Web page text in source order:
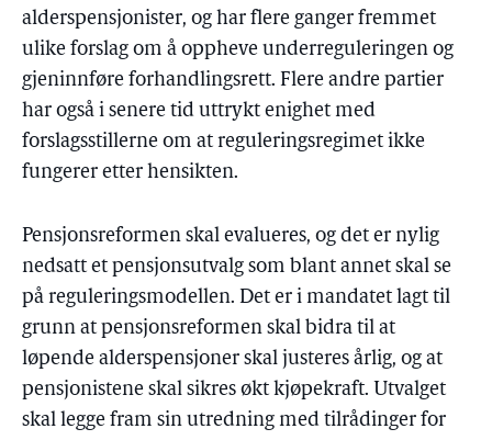
alderspensjonister, og har flere ganger fremmet
ulike forslag om å oppheve underreguleringen og
gjeninnføre forhandlingsrett. Flere andre partier
har også i senere tid uttrykt enighet med
forslagsstillerne om at reguleringsregimet ikke
fungerer etter hensikten.
Pensjonsreformen skal evalueres, og det er nylig
nedsatt et pensjonsutvalg som blant annet skal se
på reguleringsmodellen. Det er i mandatet lagt til
grunn at pensjonsreformen skal bidra til at
løpende alderspensjoner skal justeres årlig, og at
pensjonistene skal sikres økt kjøpekraft. Utvalget
skal legge fram sin utredning med tilrådinger for